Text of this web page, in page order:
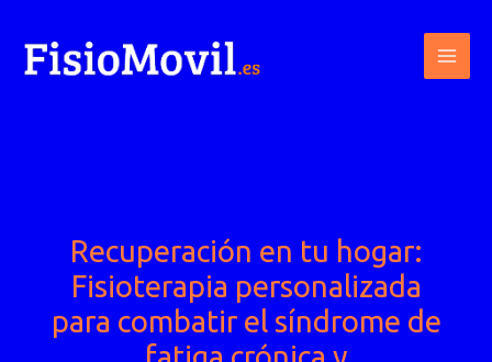
contenido
Recuperación en tu hogar:
Fisioterapia personalizada
para combatir el síndrome de